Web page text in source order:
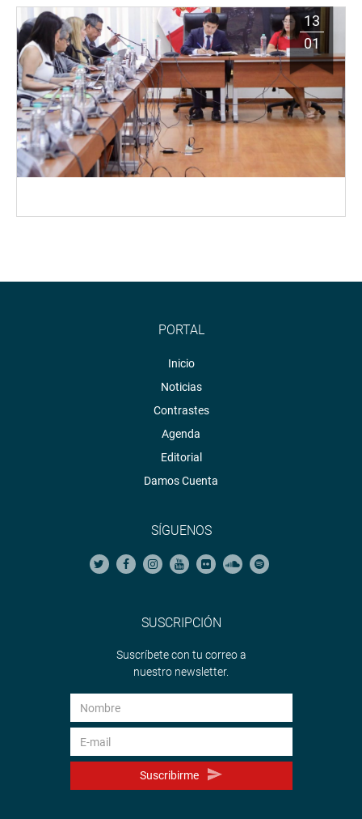
13
01
PORTAL
Inicio
Noticias
Contrastes
Agenda
Editorial
Damos Cuenta
SÍGUENOS
SUSCRIPCIÓN
Suscríbete con tu correo a
nuestro newsletter.
Suscribirme